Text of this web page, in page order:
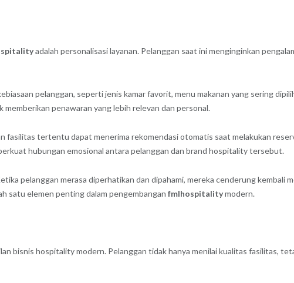
adalah personalisasi layanan. Pelanggan saat ini menginginkan
pelanggan, seperti jenis kamar favorit, menu makanan yang sering
penawaran yang lebih relevan dan personal.
fasilitas tertentu dapat menerima rekomendasi otomatis saat melakukan
hubungan emosional antara pelanggan dan brand hospitality tersebut.
pelanggan merasa diperhatikan dan dipahami, mereka cenderung kembali
satu elemen penting dalam pengembangan fmlhospitalitymodern.
bisnis hospitality modern. Pelanggan tidak hanya menilai kualitas fasilitas,